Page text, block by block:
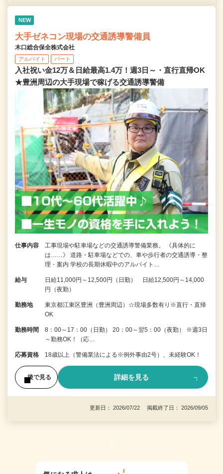
NEW
大手ゼネコン現場の交通誘導警備員
木口総合保全株式会社
アルバイト パート
入社祝い金12万＆日給最高1.4万！週3日～・直行直帰OK
★豊洲周辺の大手現場で稼げる交通誘導警備
仕事内容
工事現場や駐車場などの交通誘導警備業務。 《具体的に
は……》 道路・駐車場などでの、車や歩行者の交通誘導・整
理・案内 学校の長期休暇中のアルバイト…
給与
日給11,000円～12,500円（日勤） 日給12,500円～14,000
円（夜勤）
勤務地
東京都江東区豊洲（豊洲周辺）☆現場多数有り※直行・直帰
OK
勤務時間
8：00～17：00（日勤） 20：00～翌5：00（夜勤） ※週3日
～勤務OK！（応…
応募資格 18歳以上（警備業法による※例外事由2号）、未経験OK！
後で見る 詳細を見る
更新日： 2026/07/22 掲載終了日： 2026/09/05
1